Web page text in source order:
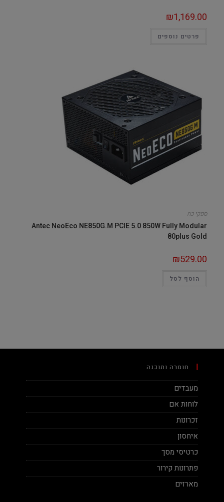
₪1,169.00
פרטים נוספים
ספקי כח
Antec NeoEco NE850G.M PCIE 5.0 850W Fully Modular
80plus Gold
₪529.00
הוסף לסל
חומרה ותוכנה
מעבדים
לוחות אם
זכרונות
איחסון
כרטיסי מסך
פתרונות קירור
מארזים